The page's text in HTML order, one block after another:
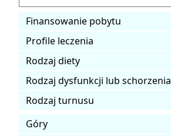
Finansowanie pobytu
Profile leczenia
Rodzaj diety
Rodzaj dysfunkcji lub schorzenia
Rodzaj turnusu
Góry